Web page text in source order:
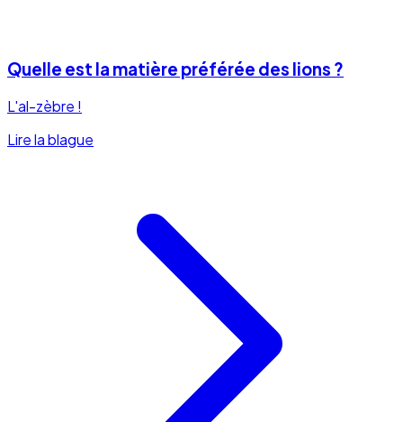
Quelle est la matière préférée des lions ?
L'al-zèbre !
Lire la blague